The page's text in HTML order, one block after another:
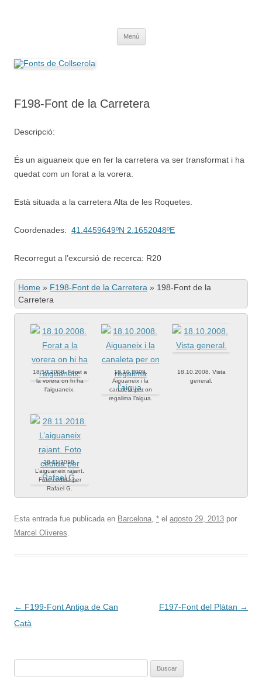
Menú
F198-Font de la Carretera
Descripció:
És un aiguaneix que en fer la carretera va ser transformat i ha
quedat com un forat a la vorera.
Està situada a la carretera Alta de les Roquetes.
Coordenades: 41.4459649ºN 2.1652048ºE
Recorregut a l’excursió de recerca: R20
Home » F198-Font de la Carretera » 198-Font de la
Carretera
18.10.2008. Forat a
la vorera on hi ha
l’aiguaneix.
18.10.2008.
Aiguaneix i la
canaleta per on
regalima l’aigua.
18.10.2008. Vista
general.
28.11.2018.
L’aiguaneix rajant.
Foto cedida per
Rafael G.
Esta entrada fue publicada en Barcelona, * el agosto 29, 2013 por
Marcel Oliveres.
Navegación
de
← F199-Font Antiga de Can
Catà
F197-Font del Plàtan →